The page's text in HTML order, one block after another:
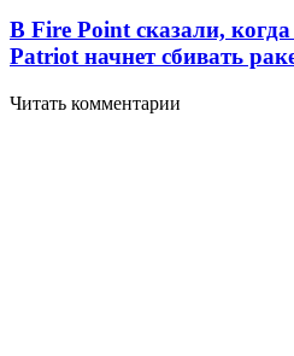
В Fire Point сказали,
Patriot начнет сбивать
Читать комментарии